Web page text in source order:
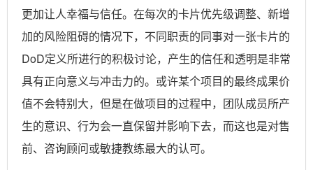
更加让人幸福与信任。在每次的卡片优先级调整、新增
加的风险阻碍的情况下，不同职责的同事对一张卡片的
DoD定义所进行的积极讨论，产生的信任和透明是非常
具有正向意义与冲击力的。或许某个项目的最终成果价
值不会特别大，但是在做项目的过程中，团队成员所产
生的意识、行为会一直保留并影响下去，而这也是对售
前、咨询顾问或敏捷教练最大的认可。